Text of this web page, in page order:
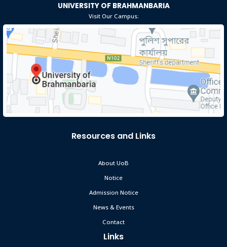
UNIVERSITY OF BRAHMANBARIA
Visit Our Campus:
Resources and Links
About UoB
Notice
Admission Notice
News & Events
Contact
Links